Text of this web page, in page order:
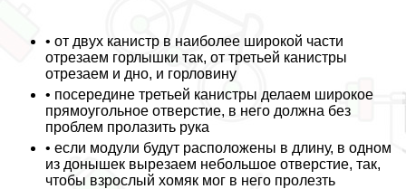
• от двух канистр в наиболее широкой части
отрезаем горлышки так, от третьей канистры
отрезаем и дно, и горловину
• посередине третьей канистры делаем широкое
прямоугольное отверстие, в него должна без
проблем пролазить рука
• если модули будут расположены в длину, в одном
из донышек вырезаем небольшое отверстие, так,
чтобы взрослый хомяк мог в него пролезть